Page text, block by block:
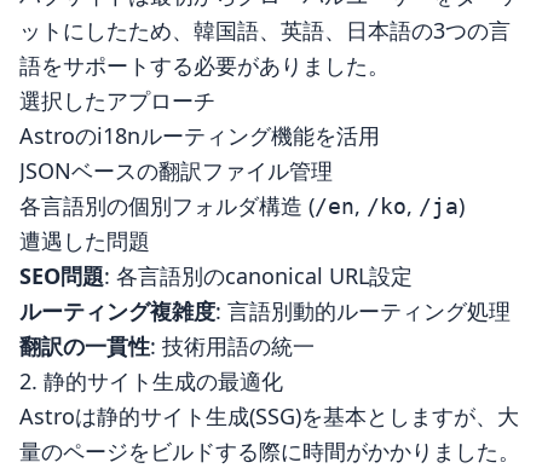
ットにしたため、韓国語、英語、日本語の3つの言
語をサポートする必要がありました。
選択したアプローチ
Astroのi18nルーティング機能を活用
JSONベースの翻訳ファイル管理
各言語別の個別フォルダ構造 (/en, /ko, /ja)
遭遇した問題
SEO問題: 各言語別のcanonical URL設定
ルーティング複雑度: 言語別動的ルーティング処理
翻訳の一貫性: 技術用語の統一
2. 静的サイト生成の最適化
Astroは静的サイト生成(SSG)を基本としますが、大
量のページをビルドする際に時間がかかりました。